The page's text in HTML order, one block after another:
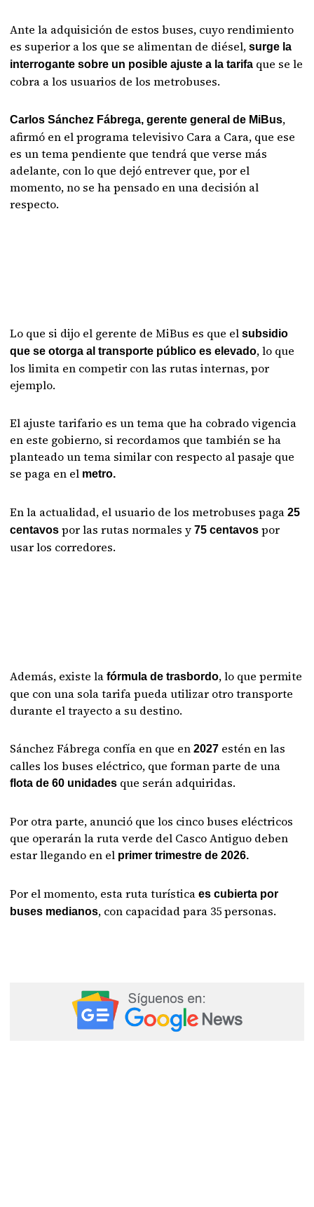
Ante la adquisición de estos buses, cuyo rendimiento
es superior a los que se alimentan de diésel, surge la
interrogante sobre un posible ajuste a la tarifa que se le
cobra a los usuarios de los metrobuses.
Carlos Sánchez Fábrega, gerente general de MiBus,
afirmó en el programa televisivo Cara a Cara, que ese
es un tema pendiente que tendrá que verse más
adelante, con lo que dejó entrever que, por el
momento, no se ha pensado en una decisión al
respecto.
Lo que si dijo el gerente de MiBus es que elsubsidio
que se otorga al transporte público es elevado, lo que
los limita en competir con las rutas internas, por
ejemplo.
El ajuste tarifario es un tema que ha cobrado vigencia
en este gobierno, si recordamos que también se ha
planteado un tema similar con respecto al pasaje que
se paga en el metro.
En la actualidad, el usuario de los metrobuses paga25
centavos por las rutas normales y 75 centavos por
usar los corredores.
Además, existe lafórmula de trasbordo, lo que permite
que con una sola tarifa pueda utilizar otro transporte
durante el trayecto a su destino.
Sánchez Fábrega confía en que en 2027 estén en las
calles los buses eléctrico, que forman parte de una
flota de 60 unidades que serán adquiridas.
Por otra parte, anunció que los cinco buses eléctricos
que operarán la ruta verde del Casco Antiguo deben
estar llegando en el primer trimestre de 2026.
Por el momento, esta ruta turísticaes cubierta por
buses medianos, con capacidad para 35 personas.